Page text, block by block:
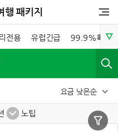
행 패키지
전용 유럽긴급 99.9%확정
요금 낮은순
노팁